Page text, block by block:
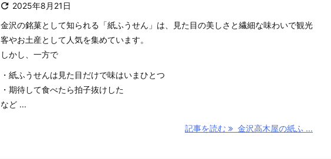
 2025年8月21日
金沢の銘菓として知られる「紙ふうせん」は、見た目の美しさと繊細な味わいで観光
客やお土産として人気を集めています。
しかし、一方で
・紙ふうせんは見た目だけで味はいまひとつ
・期待して食べたら拍子抜けした
など ...
記事を読む 金沢高木屋の紙ふ ...